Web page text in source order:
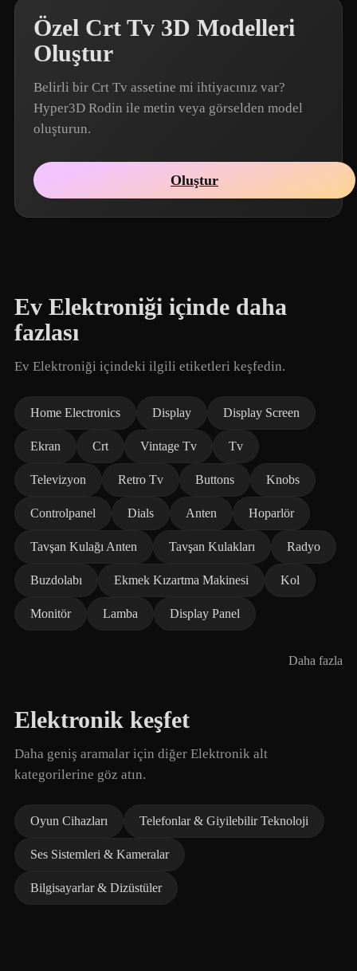
Özel Crt Tv 3D Modelleri
Oluştur
Belirli bir Crt Tv assetine mi ihtiyacınız var?
Hyper3D Rodin ile metin veya görselden model
oluşturun.
Oluştur
Ev Elektroniği içinde daha
fazlası
Ev Elektroniği içindeki ilgili etiketleri keşfedin.
Home Electronics Display Display Screen
Ekran Crt Vintage Tv Tv
Televizyon Retro Tv Buttons Knobs
Controlpanel Dials Anten Hoparlör
Tavşan Kulağı Anten Tavşan Kulakları Radyo
Buzdolabı Ekmek Kızartma Makinesi Kol
Monitör Lamba Display Panel
Daha fazla
Elektronik keşfet
Daha geniş aramalar için diğer Elektronik alt
kategorilerine göz atın.
Oyun Cihazları Telefonlar & Giyilebilir Teknoloji
Ses Sistemleri & Kameralar
Bilgisayarlar & Dizüstüler